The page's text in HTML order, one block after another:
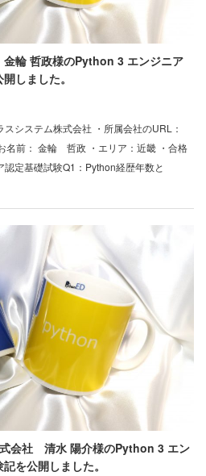
輪 哲政様のPython 3 エンジニア
しました。
システム株式会社 ・所属会社のURL：
名前： 金輪 哲政 ・エリア：近畿 ・合格
定基礎試験Q1：Python経歴年数と
会社 清水 陽介様のPython 3 エン
を公開しました。